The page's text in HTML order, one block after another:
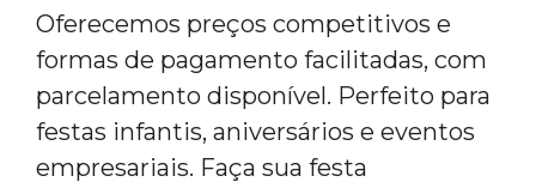
Oferecemos preços competitivos e
formas de pagamento facilitadas, com
parcelamento disponível. Perfeito para
festas infantis, aniversários e eventos
empresariais. Faça sua festa